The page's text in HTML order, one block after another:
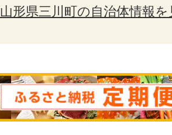
山形県三川町の自治体情報を